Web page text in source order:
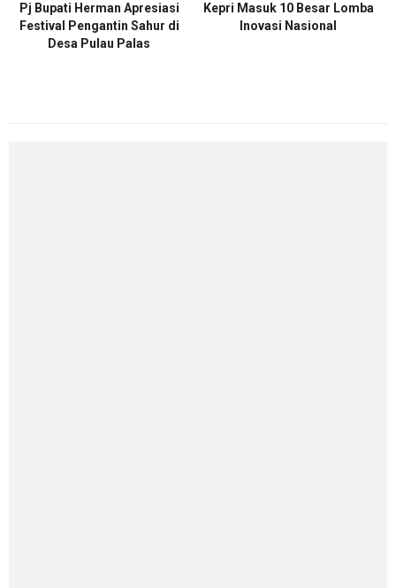
Pj Bupati Herman Apresiasi
Festival Pengantin Sahur di
Desa Pulau Palas
Kepri Masuk 10 Besar Lomba
Inovasi Nasional